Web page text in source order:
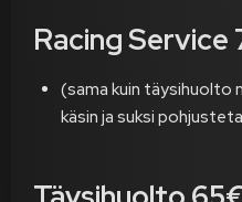
Racing Service
(sama kuin täysihuolto
käsin ja suksi